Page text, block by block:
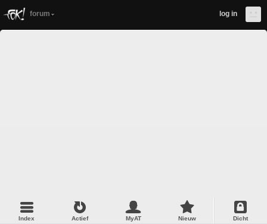
forum log in
Index Actief MyAT Nieuw Dicht